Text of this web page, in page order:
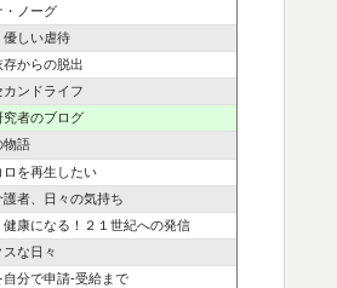
・ノーグ
しい虐待
存からの脱出
カンドライフ
究者のブログ
物語
ロを再生したい
護者、日々の気持ち
健康になる！２１世紀への発信
スな日々
自分で申請-受給まで